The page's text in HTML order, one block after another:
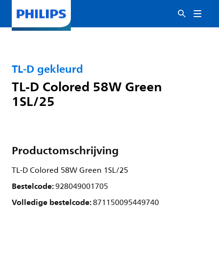
TL-D gekleurd
TL-D Colored 58W Green
1SL/25
Productomschrijving
TL-D Colored 58W Green 1SL/25
Bestelcode:928049001705
Volledige bestelcode:871150095449740